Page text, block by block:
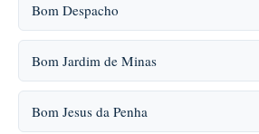
Bom Despacho
Bom Jardim de Minas
Bom Jesus da Penha